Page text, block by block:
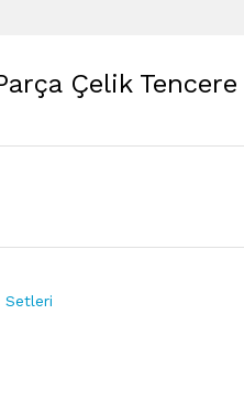
Çelik Tencere
Setleri